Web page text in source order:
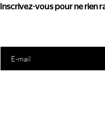
Inscrivez-vous pour ne rien